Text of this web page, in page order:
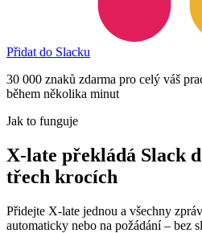
Přidat do Slacku
30 000 znaků zdarma pro celý váš
během několika minut
Jak to funguje
X-late překládá Slack
třech krocích
Přidejte X-late jednou a všechny
automaticky nebo na požádání – bez